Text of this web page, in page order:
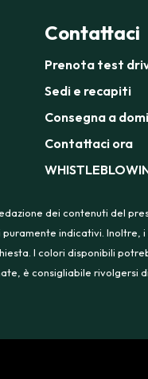
Contattaci
Prenota test
Sedi e recapiti
Consegna a
Contattaci ora
dei contenuti del
indicativi.
I colori disponibili
è consigliabile rivolgersi